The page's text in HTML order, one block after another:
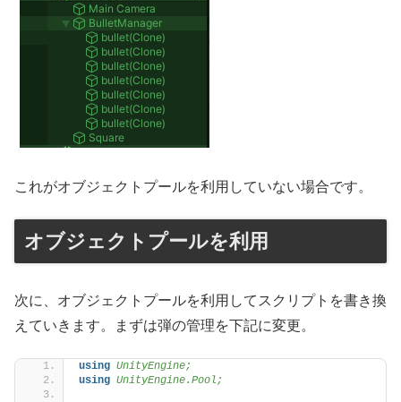
これがオブジェクトプールを利用していない場合です。
オブジェクトプールを利用
次に、オブジェクトプールを利用してスクリプトを書き換
えていきます。まずは弾の管理を下記に変更。
using UnityEngine;
using UnityEngine.Pool;